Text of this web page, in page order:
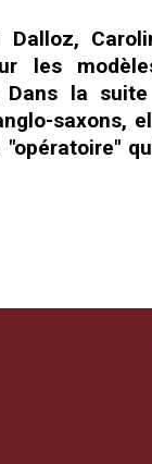
Dalloz,
les
Dans la
saxons,
"opératoire"